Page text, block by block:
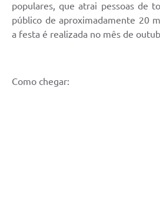
populares, que atrai pessoas de
público de aproximadamente 20
a festa é realizada no mês de
Como chegar: